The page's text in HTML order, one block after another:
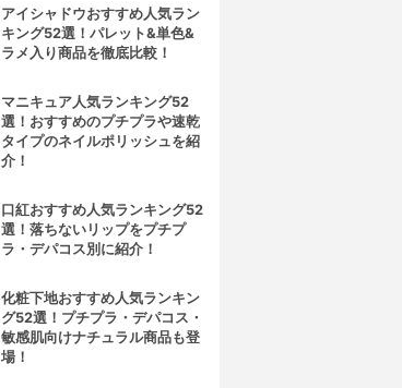
アイシャドウおすすめ人気ラン
キング52選！パレット&単色&
ラメ入り商品を徹底比較！
マニキュア人気ランキング52
選！おすすめのプチプラや速乾
タイプのネイルポリッシュを紹
介！
口紅おすすめ人気ランキング52
選！落ちないリップをプチプ
ラ・デパコス別に紹介！
化粧下地おすすめ人気ランキン
グ52選！プチプラ・デパコス・
敏感肌向けナチュラル商品も登
場！